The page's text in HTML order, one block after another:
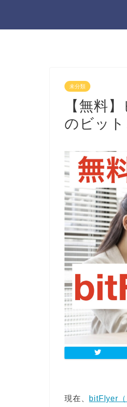
未分類
【無料
のビッ
現在、 bitFlyer（